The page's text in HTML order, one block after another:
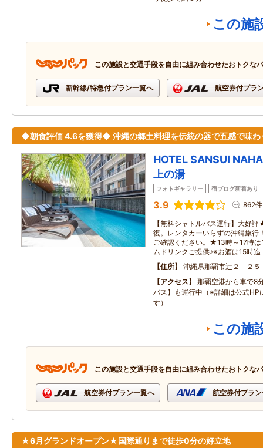
この施
この施設と交通手段を自由に組み合わせたおトクな
新幹線/特急付プラン一覧へ 航空券付プラ
◆朝食評価 4.6を獲得◆ 沖縄の郷土料理を伝統の器で五感で味わ
HOTEL SANSUI
上の湯
フォトギャラリー 宿ブログ新着あり
3.9 862件
【無料シャトルバス運行】大好
復。レンタカーいらずの沖縄旅行
ご確認ください。★13時～17時
ムドリンクご提供♪※お酒は15時迄
住所
沖縄県那覇市辻２－２５
アクセス
那覇空港から車で8
バス】も運行中（※詳細は公式HP
す）
この施
この施設と交通手段を自由に組み合わせたおトクな
航空券付プラン一覧へ 航空券付プラ
★6月グランドオープン★国際通りまで徒歩0分の好立地